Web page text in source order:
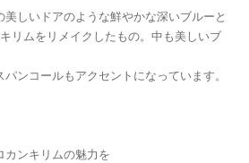
しいドアのような鮮やかな深いブルーと
リムをリメイクしたもの。中も美しいブ
ンコールもアクセントになっています。
カンキリムの魅力を